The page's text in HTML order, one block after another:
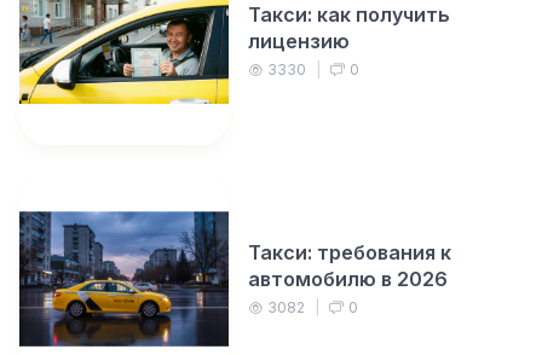
Такси: как получить
лицензию
3330 0
Такси: требования к
автомобилю в 2026
3082 0